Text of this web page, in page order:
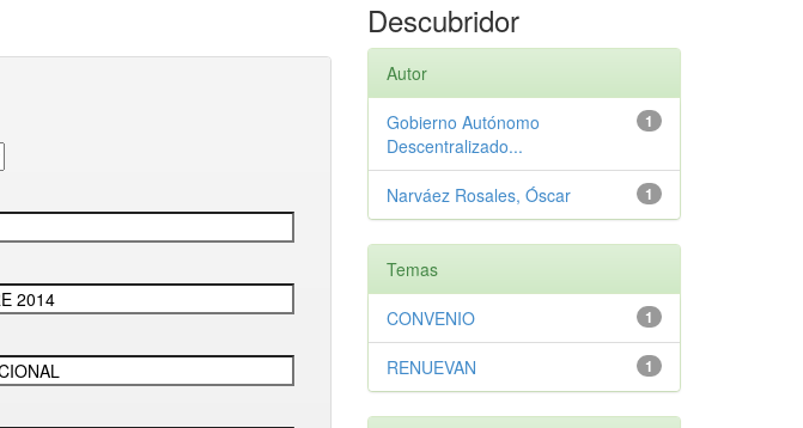
Descubridor
Autor
1
Gobierno Autónomo
Descentralizado...
1
Narváez Rosales, Óscar
Temas
1
CONVENIO
1
RENUEVAN